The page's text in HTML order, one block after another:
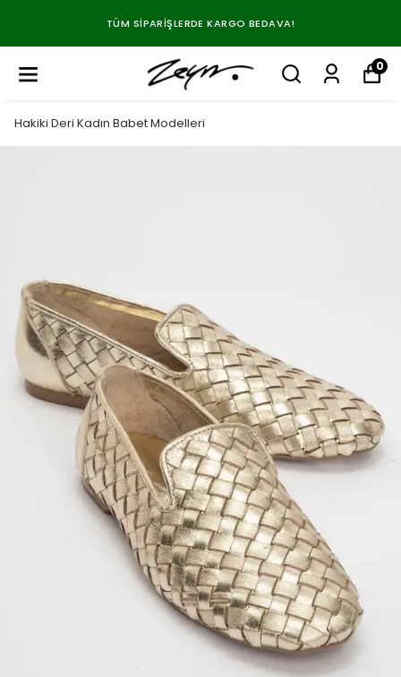
TÜM SIPARIŞLERDE KARGO BEDAVA!
0
Hakiki Deri Kadın Babet Modelleri